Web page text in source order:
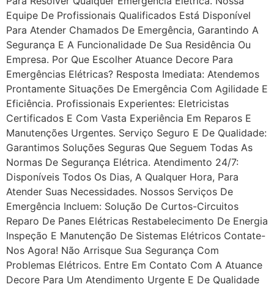
Equipe De Profissionais Qualificados Está Disponível
Para Atender Chamados De Emergência, Garantindo A
Segurança E A Funcionalidade De Sua Residência Ou
Empresa. Por Que Escolher Atuance Decore Para
Emergências Elétricas? Resposta Imediata: Atendemos
Prontamente Situações De Emergência Com Agilidade E
Eficiência. Profissionais Experientes: Eletricistas
Certificados E Com Vasta Experiência Em Reparos E
Manutenções Urgentes. Serviço Seguro E De Qualidade:
Garantimos Soluções Seguras Que Seguem Todas As
Normas De Segurança Elétrica. Atendimento 24/7:
Disponíveis Todos Os Dias, A Qualquer Hora, Para
Atender Suas Necessidades. Nossos Serviços De
Emergência Incluem: Solução De Curtos-Circuitos
Reparo De Panes Elétricas Restabelecimento De Energia
Inspeção E Manutenção De Sistemas Elétricos Contate-
Nos Agora! Não Arrisque Sua Segurança Com
Problemas Elétricos. Entre Em Contato Com A Atuance
Decore Para Um Atendimento Urgente E De Qualidade